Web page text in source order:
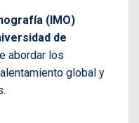
(IMO)
de
abordar los
global y